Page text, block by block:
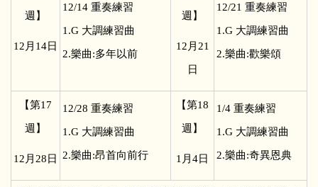
週】
12 月14日
12/14 重奏練習
1.G 大調練習曲
2.樂曲:多年以前
週】
12 月21
日
12/21 重奏練習
1.G 大調練習曲
2.樂曲:歡樂頌
【第17
週】
12 月28日
12/28 重奏練習
1.G 大調練習曲
2.樂曲:昂首向前行
【第18
週】
1 月4日
1/4 重奏練習
1.G 大調練習曲
2.樂曲:奇異恩典